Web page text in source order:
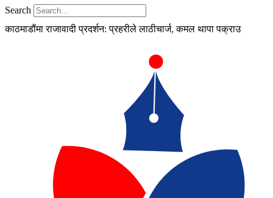
Search
काठमाडौंमा राजावादी प्रदर्शन: प्रहरीले लाठीचार्ज, कमल थापा पक्राउ